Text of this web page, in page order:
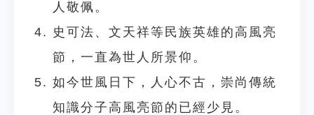
人敬佩。
史可法、文天祥等民族英雄的高風亮
節，一直為世人所景仰。
如今世風日下，人心不古，崇尚傳統
知識分子高風亮節的已經少見。